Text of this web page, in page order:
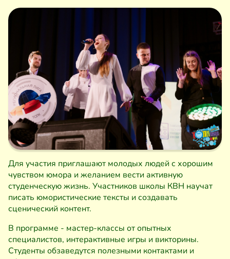
Для участия приглашают молодых людей с хорошим
чувством юмора и желанием вести активную
студенческую жизнь. Участников школы КВН научат
писать юмористические тексты и создавать
сценический контент.
В программе - мастер-классы от опытных
специалистов, интерактивные игры и викторины.
Студенты обзаведутся полезными контактами и